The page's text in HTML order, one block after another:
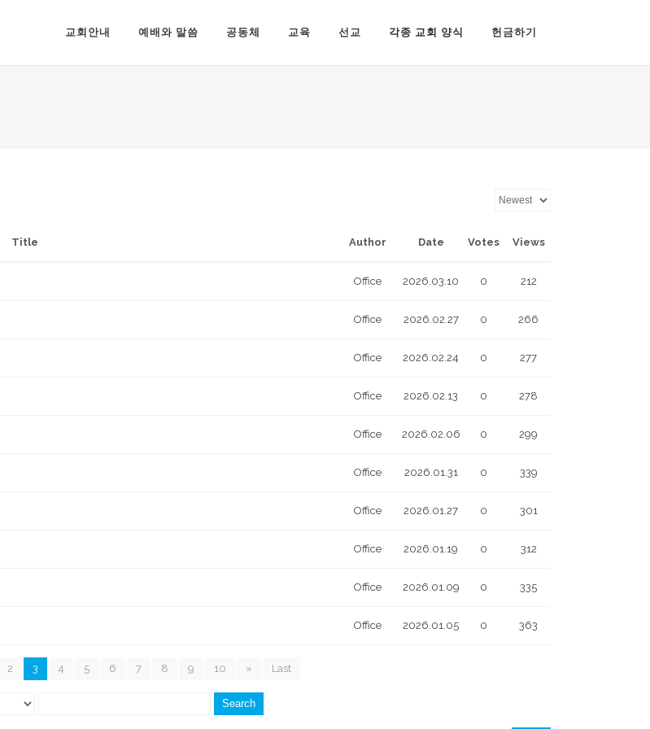
교회안내 예배와 말씀 공동체 교육 선교 각종 교회 양식 헌금하기
Title Author Date Votes Views
Office 2026.03.10 0 212
Office 2026.02.27 0 266
Office 2026.02.24 0 277
Office 2026.02.13 0 278
Office 2026.02.06 0 299
Office 2026.01.31 0 339
Office 2026.01.27 0 301
Office 2026.01.19 0 312
Office 2026.01.09 0 335
Office 2026.01.05 0 363
2 3 4 5 6 7 8 9 10 » Last
Search